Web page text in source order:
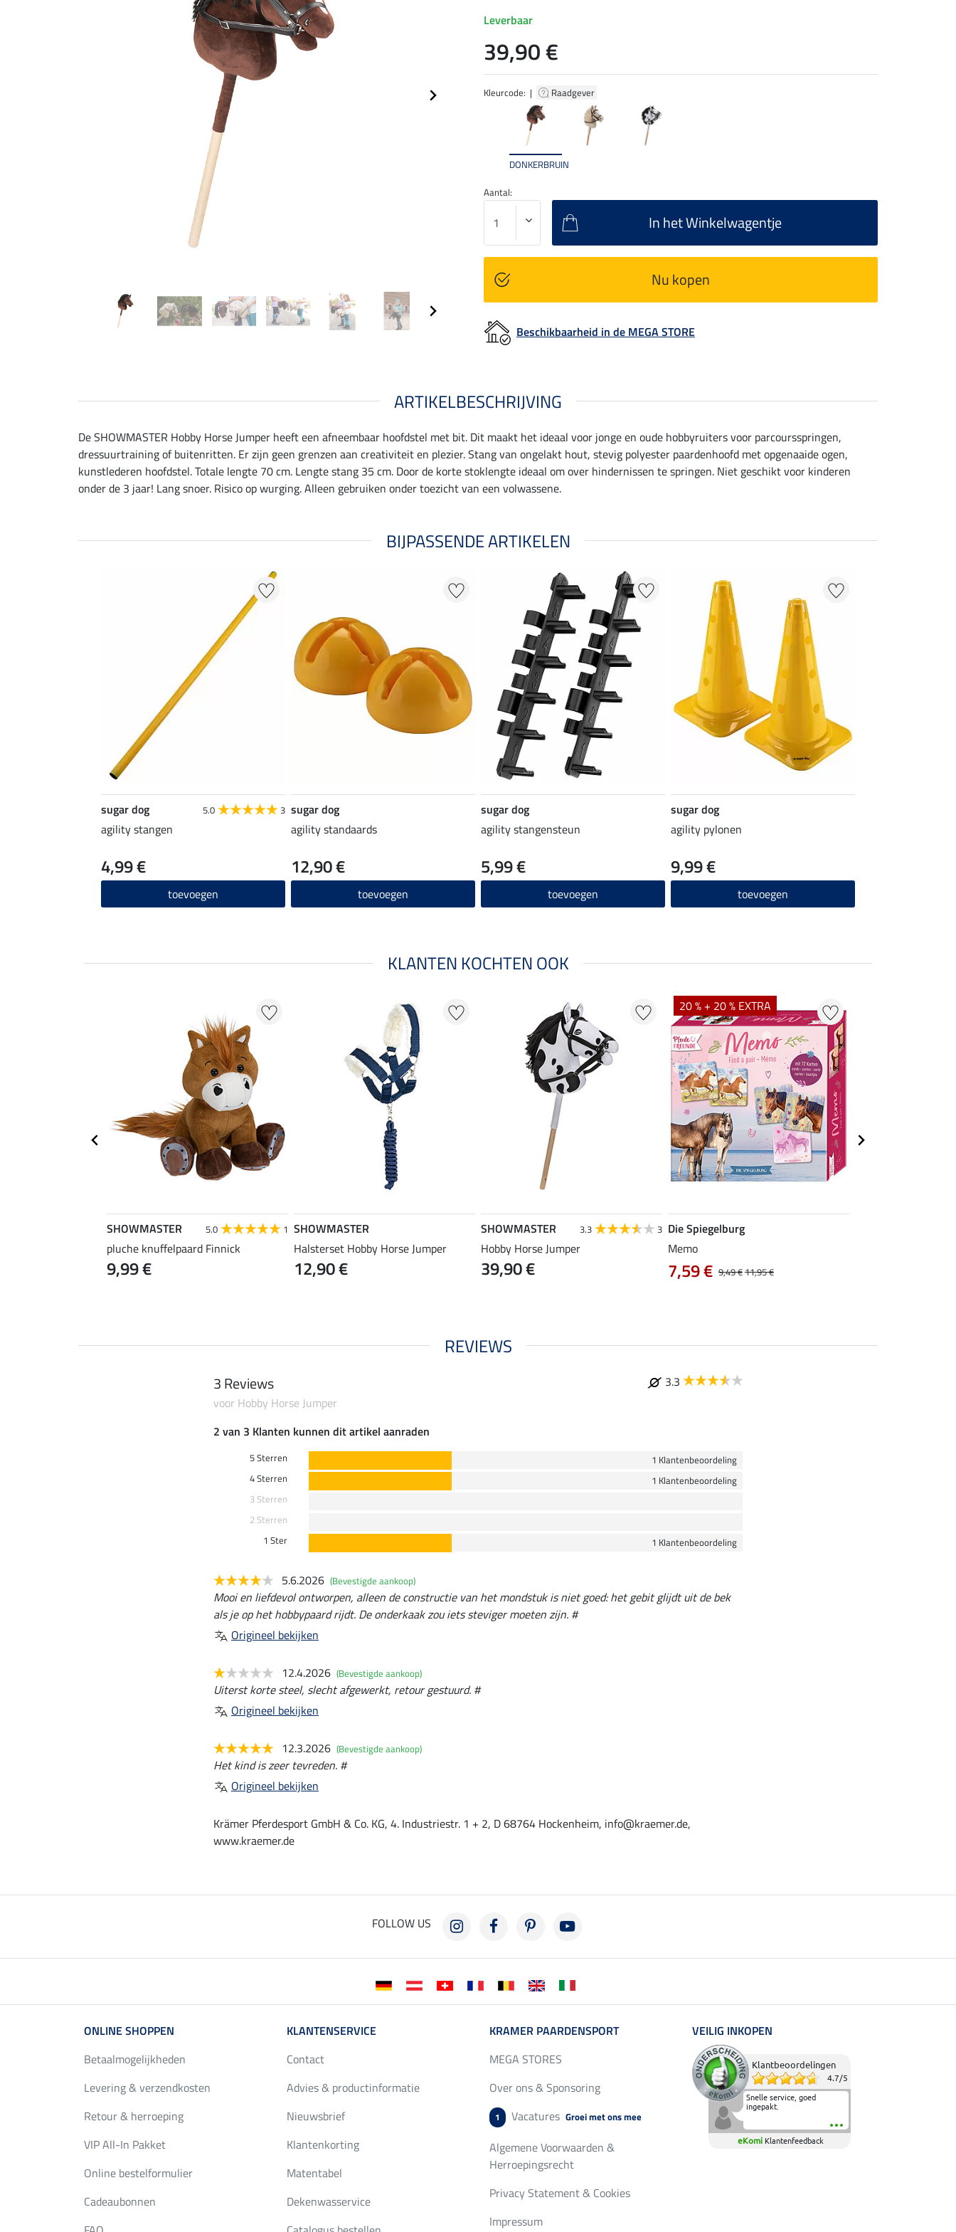
Kleurcode: | Raadgever
DONKERBRUIN
Leverbaar
39,90 €
Aantal:
In het Winkelwagentje
Nu kopen
Beschikbaarheid in de MEGA STORE
ARTIKELBESCHRIJVING
De SHOWMASTER Hobby Horse Jumper heeft een afneembaar hoofdstel met bit. Dit maakt het ideaal voor jonge en oude hobbyruiters voor parcoursspringen,
dressuurtraining of buitenritten. Er zijn geen grenzen aan creativiteit en plezier. Stang van ongelakt hout, stevig polyester paardenhoofd met opgenaaide ogen,
kunstlederen hoofdstel. Totale lengte 70 cm. Lengte stang 35 cm. Door de korte stoklengte ideaal om over hindernissen te springen. Niet geschikt voor kinderen
onder de 3 jaar! Lang snoer. Risico op wurging. Alleen gebruiken onder toezicht van een volwassene.
BIJPASSENDE ARTIKELEN
sugar dog 5.0 3
agility stangen
4,99 €
toevoegen
sugar dog
agility standaards
12,90 €
toevoegen
sugar dog
agility stangensteun
5,99 €
toevoegen
sugar dog
agility pylonen
9,99 €
toevoegen
KLANTEN KOCHTEN OOK
SHOWMASTER 5.0 1
pluche knuffelpaard Finnick
9,99 €
SHOWMASTER
Halsterset Hobby Horse Jumper
12,90 €
SHOWMASTER 3.3 3
Hobby Horse Jumper
39,90 €
20 % + 20 % EXTRA
Die Spiegelburg
Memo
9,49 €11,95 €
7,59 €
REVIEWS
3 Reviews
3.3
voor Hobby Horse Jumper
2 van 3 Klanten kunnen dit artikel aanraden
5 Sterren
1 Klantenbeoordeling
4 Sterren
1 Klantenbeoordeling
3 Sterren
2 Sterren
1 Ster
1 Klantenbeoordeling
5.6.2026 (Bevestigde aankoop)
Mooi en liefdevol ontworpen, alleen de constructie van het mondstuk is niet goed: het gebit glijdt uit de bek
als je op het hobbypaard rijdt. De onderkaak zou iets steviger moeten zijn. #
Origineel bekijken
12.4.2026 (Bevestigde aankoop)
Uiterst korte steel, slecht afgewerkt, retour gestuurd. #
Origineel bekijken
12.3.2026 (Bevestigde aankoop)
Het kind is zeer tevreden. #
Origineel bekijken
Krämer Pferdesport GmbH & Co. KG, 4. Industriestr. 1 + 2, D 68764 Hockenheim, info@kraemer.de,
www.kraemer.de
FOLLOW US
ONLINE SHOPPEN
Betaalmogelijkheden
Levering & verzendkosten
Retour & herroeping
VIP All-In Pakket
Online bestelformulier
Cadeaubonnen
KLANTENSERVICE
Contact
Advies & productinformatie
Nieuwsbrief
Klantenkorting
Matentabel
Dekenwasservice
KRAMER PAARDENSPORT
MEGA STORES
Over ons & Sponsoring
1 Vacatures Groei met ons mee
Algemene Voorwaarden &
Herroepingsrecht
Privacy Statement & Cookies
Impressum
VEILIG INKOPEN
Klantbeoordelingen
4.7/5
Snelle service, goed
ingepakt.
eKomi Klantenfeedback